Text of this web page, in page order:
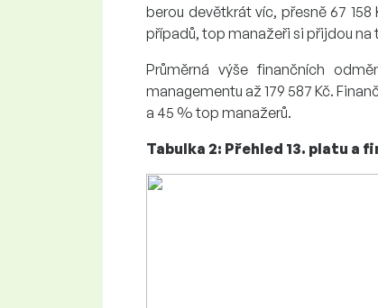
berou devětkrát víc, přesně 67
případů, top manažeři si přijdou na
Průměrná výše finančních
managementu až 179 587 Kč.
a 45 % top manažerů.
Tabulka 2: Přehled 13. platu a